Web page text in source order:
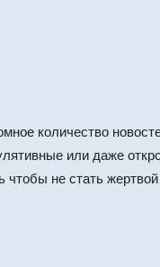
количество
или даже
чтобы не стать